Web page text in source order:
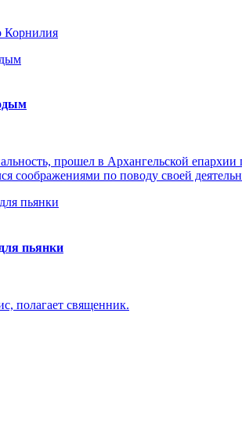
Корнилия
прошел в Архангельской
по поводу своей
пьянки
полагает священник.